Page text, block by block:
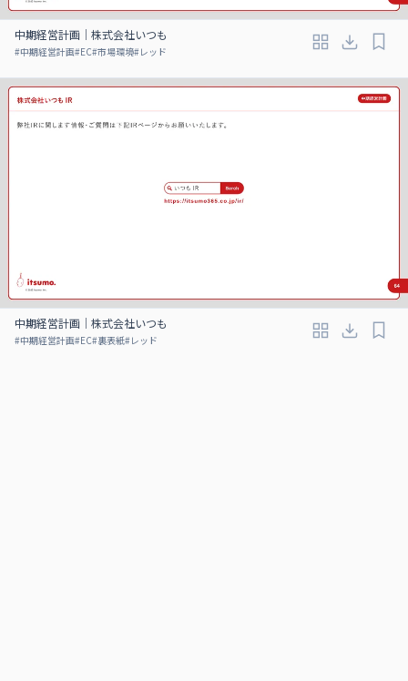
中期経営計画｜株式会社いつも
#中期経営計画#EC#市場環境#レッド
中期経営計画｜株式会社いつも
#中期経営計画#EC#裏表紙#レッド